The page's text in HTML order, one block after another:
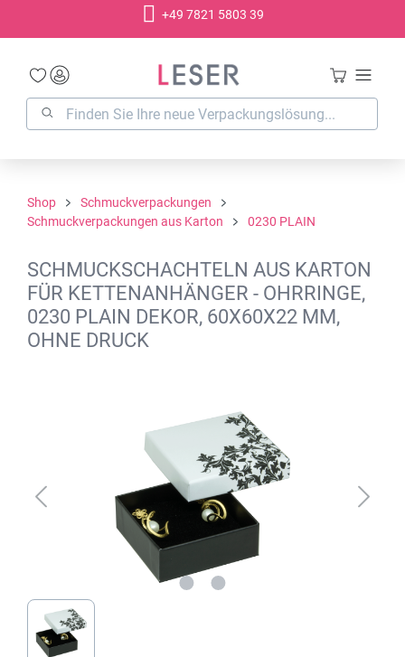
+49 7821 5803 39
Shop
Schmuckverpackungen
Schmuckverpackungen aus Karton
0230 PLAIN
SCHMUCKSCHACHTELN AUS KARTON
FÜR KETTENANHÄNGER - OHRRINGE,
0230 PLAIN DEKOR, 60X60X22 MM,
OHNE DRUCK